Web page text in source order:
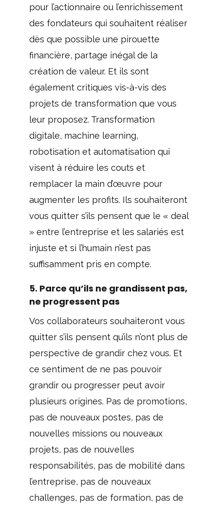
pour l’actionnaire ou l’enrichissement
des fondateurs qui souhaitent réaliser
dès que possible une pirouette
financière, partage inégal de la
création de valeur. Et ils sont
également critiques vis-à-vis des
projets de transformation que vous
leur proposez. Transformation
digitale, machine learning,
robotisation et automatisation qui
visent à réduire les couts et
remplacer la main d’œuvre pour
augmenter les profits. Ils souhaiteront
vous quitter s’ils pensent que le « deal
» entre l’entreprise et les salariés est
injuste et si l’humain n’est pas
suffisamment pris en compte.
5. Parce qu’ils ne grandissent pas,
ne progressent pas
Vos collaborateurs souhaiteront vous
quitter s’ils pensent qu’ils n’ont plus de
perspective de grandir chez vous. Et
ce sentiment de ne pas pouvoir
grandir ou progresser peut avoir
plusieurs origines. Pas de promotions,
pas de nouveaux postes, pas de
nouvelles missions ou nouveaux
projets, pas de nouvelles
responsabilités, pas de mobilité dans
l’entreprise, pas de nouveaux
challenges, pas de formation, pas de